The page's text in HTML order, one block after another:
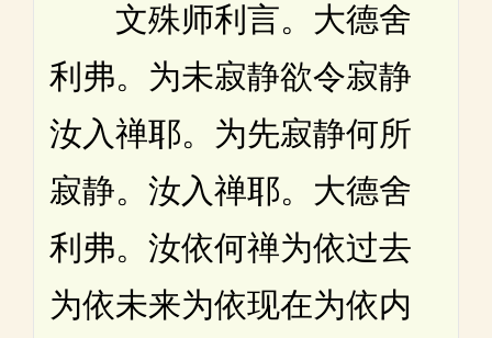
文殊师利言。大德舍
利弗。为未寂静欲令寂静
汝入禅耶。为先寂静何所
寂静。汝入禅耶。大德舍
利弗。汝依何禅为依过去
为依未来为依现在为依内